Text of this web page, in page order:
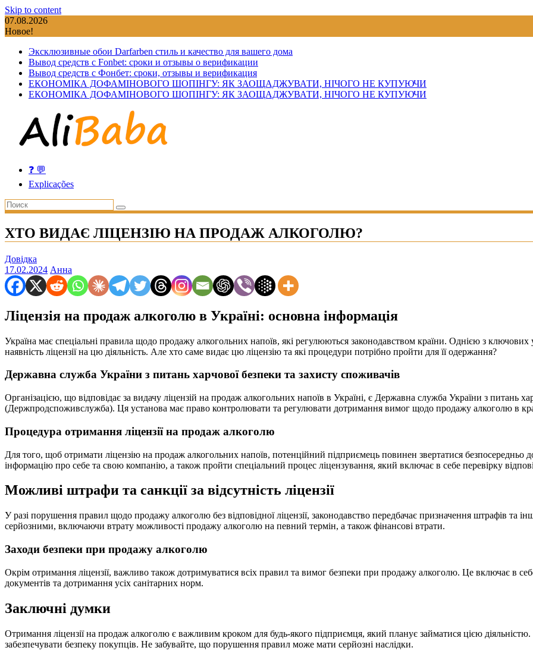
Skip to content
07.08.2026
Новое!
Эксклюзивные обои Darfarben стиль и качество для вашего дома
Вывод средств с Fonbet: сроки и отзывы о верификации
Вывод средств с Фонбет: сроки, отзывы и верификация
ЕКОНОМІКА ДОФАМІНОВОГО ШОПІНГУ: ЯК ЗАОЩАДЖУВАТИ, НІЧОГО НЕ КУПУЮЧИ
ЕКОНОМІКА ДОФАМІНОВОГО ШОПІНГУ: ЯК ЗАОЩАДЖУВАТИ, НІЧОГО НЕ КУПУЮЧИ
❓ 💬
Explicações
ХТО ВИДАЄ ЛІЦЕНЗІЮ НА ПРОДАЖ АЛКОГОЛЮ?
Довідка
17.02.2024 Анна
Ліцензія на продаж алкоголю в Україні: основна інформація
Україна має спеціальні правила щодо продажу алкогольних напоїв, які регулюються законодавством країни. Однією з
наявність ліцензії на цю діяльність. Але хто саме видає цю ліцензію та які процедури потрібно пройти для її одержання?
Державна служба України з питань харчової безпеки та захисту споживачів
Організацією, що відповідає за видачу ліцензій на продаж алкогольних напоїв в Україні, є Державна служба України з питань
(Держпродспоживслужба). Ця установа має право контролювати та регулювати дотримання вимог щодо продажу алкоголю в
Процедура отримання ліцензії на продаж алкоголю
Для того, щоб отримати ліцензію на продаж алкогольних напоїв, потенційний підприємець повинен звертатися
інформацію про себе та свою компанію, а також пройти спеціальний процес ліцензування, який включає в себе перевірку
Можливі штрафи та санкції за відсутність ліцензії
У разі порушення правил щодо продажу алкоголю без відповідної ліцензії, законодавство передбачає призначення штрафів та
серйозними, включаючи втрату можливості продажу алкоголю на певний термін, а також фінансові втрати.
Заходи безпеки при продажу алкоголю
Окрім отримання ліцензії, важливо також дотримуватися всіх правил та вимог безпеки при продажу алкоголю. Це включає в
документів та дотримання усіх санітарних норм.
Заключні думки
Отримання ліцензії на продаж алкоголю є важливим кроком для будь-якого підприємця, який планує займатися цією
забезпечувати безпеку покупців. Не забувайте, що порушення правил може мати серйозні наслідки.